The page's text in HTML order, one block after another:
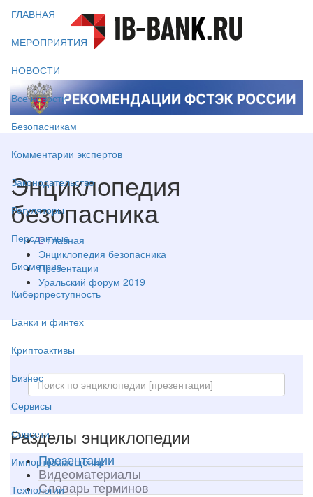
ГЛАВНАЯ
МЕРОПРИЯТИЯ
НОВОСТИ
Все новости
Безопасникам
Комментарии экспертов
Законодательство
Регуляторы
Персданные
Биометрия
Киберпреступность
Банки и финтех
Криптоактивы
Бизнес
Сервисы
Соцсети
Импортозамещение
Технологии
Энциклопедия
безопасника
Главная
Энциклопедия безопасника
Презентации
Уральский форум 2019
Разделы энциклопедии
Презентации
Видеоматериалы
Словарь терминов